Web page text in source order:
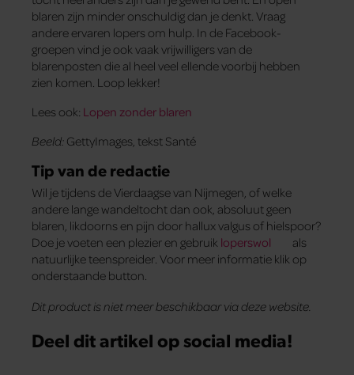
blaren zijn minder onschuldig dan je denkt. Vraag
andere ervaren lopers om hulp. In de Facebook-
groepen vind je ook vaak vrijwilligers van de
blarenposten die al heel veel ellende voorbij hebben
zien komen. Loop lekker!
Lees ook: Lopen zonder blaren
Beeld: GettyImages, tekst Santé
Tip van de redactie
Wil je tijdens de Vierdaagse van Nijmegen, of welke
andere lange wandeltocht dan ook, absoluut geen
blaren, likdoorns en pijn door hallux valgus of hielspoor?
Doe je voeten een plezier en gebruik loperswol
als
natuurlijke teenspreider. Voor meer informatie klik op
onderstaande button.
Dit product is niet meer beschikbaar via deze website.
Deel dit artikel op social media!